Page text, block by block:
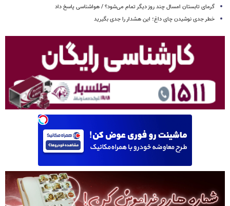
گرمای تابستان امسال چند روز دیگر تمام می‌شود؟ / هواشناسی پاسخ داد
خطر جدی نوشیدن چای داغ؛ این هشدار را جدی بگیرید